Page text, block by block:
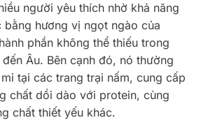
người yêu thích nhờ khả năng
hương vị ngọt ngào của
phần không thể thiếu trong
Âu. Bên cạnh đó, nó thường
tại các trang trại nấm, cung cấp
chất dồi dào với protein, cùng
chất thiết yếu khác.